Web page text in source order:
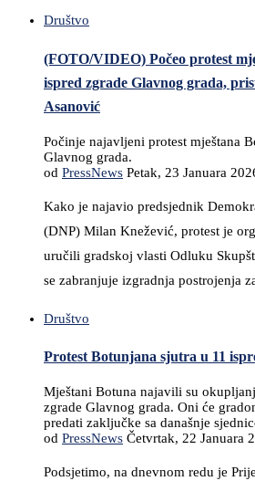
Društvo
(FOTO/VIDEO) Počeo protest
ispred zgrade Glavnog grada,
Asanović
Počinje najavljeni protest mještana
Glavnog grada.
od PressNews Petak, 23 Januara
Kako je najavio predsjednik
(DNP) Milan Knežević, protest je
uručili gradskoj vlasti Odluku
se zabranjuje izgradnja postrojenja
Društvo
Protest Botunjana sjutra u 11
Mještani Botuna najavili su
zgrade Glavnog grada. Oni će
predati zaključke sa današnje
od PressNews Četvrtak, 22 Januara
Podsjetimo, na dnevnom redu je